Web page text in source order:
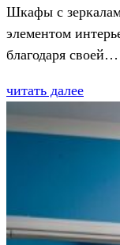
Шкафы с
элементом
благодаря своей…
читать далее